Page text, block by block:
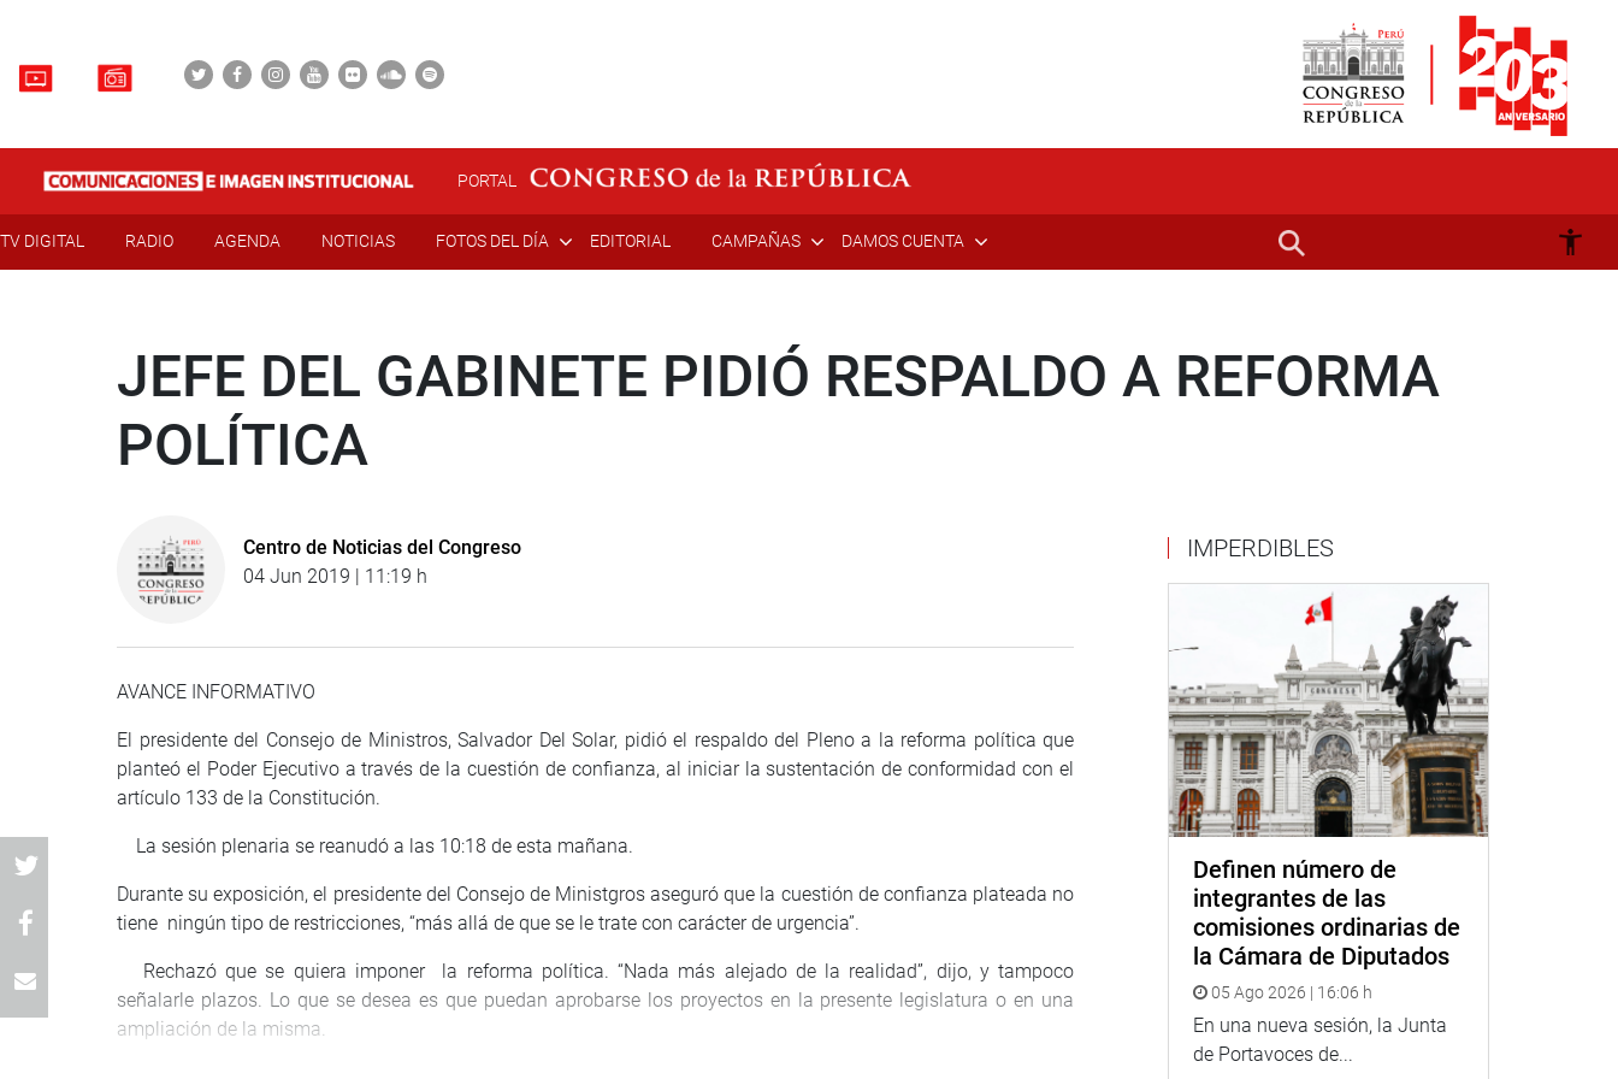
PORTAL
TV DIGITAL RADIO AGENDA NOTICIAS FOTOS DEL DÍA EDITORIAL CAMPAÑAS DAMOS CUENTA
JEFE DEL GABINETE PIDIÓ RESPALDO A REFORMA
POLÍTICA
Centro de Noticias del Congreso
04 Jun 2019 | 11:19 h
AVANCE INFORMATIVO
El presidente del Consejo de Ministros, Salvador Del Solar, pidió el respaldo del Pleno a la reforma política que
planteó el Poder Ejecutivo a través de la cuestión de confianza, al iniciar la sustentación de conformidad con el
artículo 133 de la Constitución.
La sesión plenaria se reanudó a las 10:18 de esta mañana.
Durante su exposición, el presidente del Consejo de Ministgros aseguró que la cuestión de confianza plateada no
tiene ningún tipo de restricciones, “más allá de que se le trate con carácter de urgencia”.
Rechazó que se quiera imponer la reforma política. “Nada más alejado de la realidad”, dijo, y tampoco
señalarle plazos. Lo que se desea es que puedan aprobarse los proyectos en la presente legislatura o en una
ampliación de la misma.
IMPERDIBLES
Definen número de
integrantes de las
comisiones ordinarias de
la Cámara de Diputados
05 Ago 2026 | 16:06 h
En una nueva sesión, la Junta
de Portavoces de...